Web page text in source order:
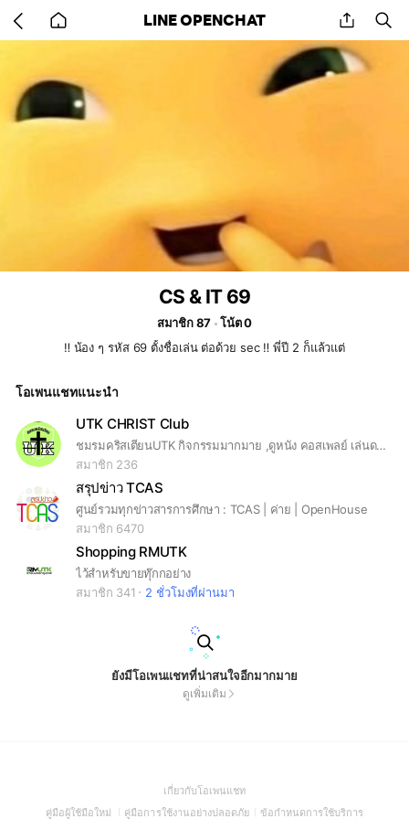
back
to
LINE OPENCHAT share
CS & IT 69
สมาชิก 87
โน้ต 0
‼️ น้อง ๆ รหัส 69 ตั้งชื่อเล่น ต่อด้วย sec ‼️ พี่ปี 2 ก็แล้วแต่
โอเพนแชทแนะนำ
UTK CHRIST Club
ชมรมคริสเตียนUTK กิจกรรมมากมาย ,ดูหนัง คอสเพลย์ เล่นดนตรี ร้องเพลง โชว์ บอดเกม พูดคุยแลกเปลี่ยน ศึกษาพระคัมภีร์ เทศกาลคริสต์มาส
สมาชิก 236
สรุปข่าว TCAS
ศูนย์รวมทุกข่าวสารการศึกษา : TCAS | ค่าย | OpenHouse
สมาชิก 6470
Shopping RMUTK
ไว้สำหรับขายทุ๊กกอย่าง
สมาชิก 341
2 ชั่วโมงที่ผ่านมา
ยังมีโอเพนแชทที่น่าสนใจอีกมากมาย
ดูเพิ่มเติม
เกี่ยวกับโอเพนแชท(Open
in
คู่มือผู้ใช้มือใหม่ (Open
คู่มือการใช้งานอย่างปลอดภัย(Open
ข้อกำหนดการใช้บริการ(Open